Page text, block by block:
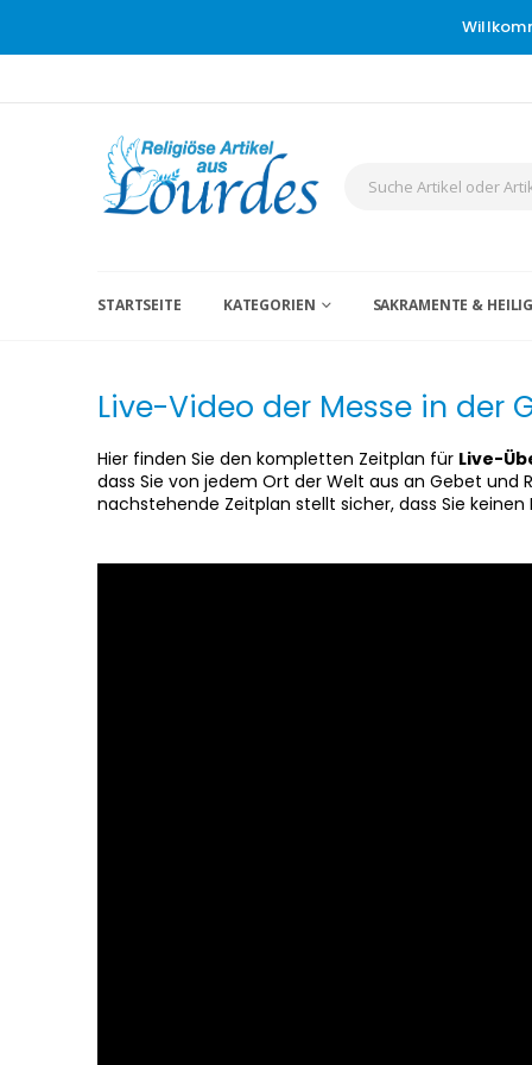
STARTSEITE KATEGORIEN SAKRAMENTE &
Live-Video der Messe in der
Hier finden Sie den kompletten Zeitplan für Live-
dass Sie von jedem Ort der Welt aus an Gebet
nachstehende Zeitplan stellt sicher, dass Sie